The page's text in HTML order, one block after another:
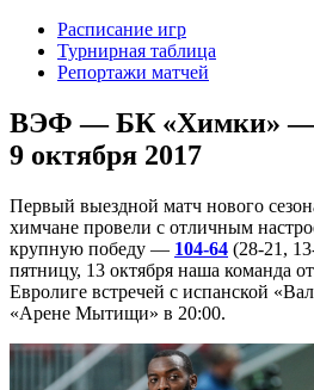
Расписание игр
Турнирная таблица
Репортажи матчей
ВЭФ — БК «Химки» —
9 октября 2017
Первый выездной матч нового
химчане провели с отличным
крупную победу — 104-64 (28-21,
пятницу, 13 октября наша команда
Евролиге встречей с испанской
«Арене Мытищи» в 20:00.